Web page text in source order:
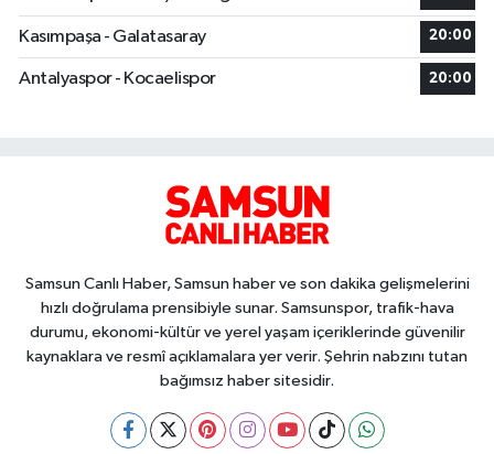
Kasımpaşa - Galatasaray 20:00
Antalyaspor - Kocaelispor 20:00
Samsun Canlı Haber, Samsun haber ve son dakika gelişmelerini
hızlı doğrulama prensibiyle sunar. Samsunspor, trafik-hava
durumu, ekonomi-kültür ve yerel yaşam içeriklerinde güvenilir
kaynaklara ve resmî açıklamalara yer verir. Şehrin nabzını tutan
bağımsız haber sitesidir.